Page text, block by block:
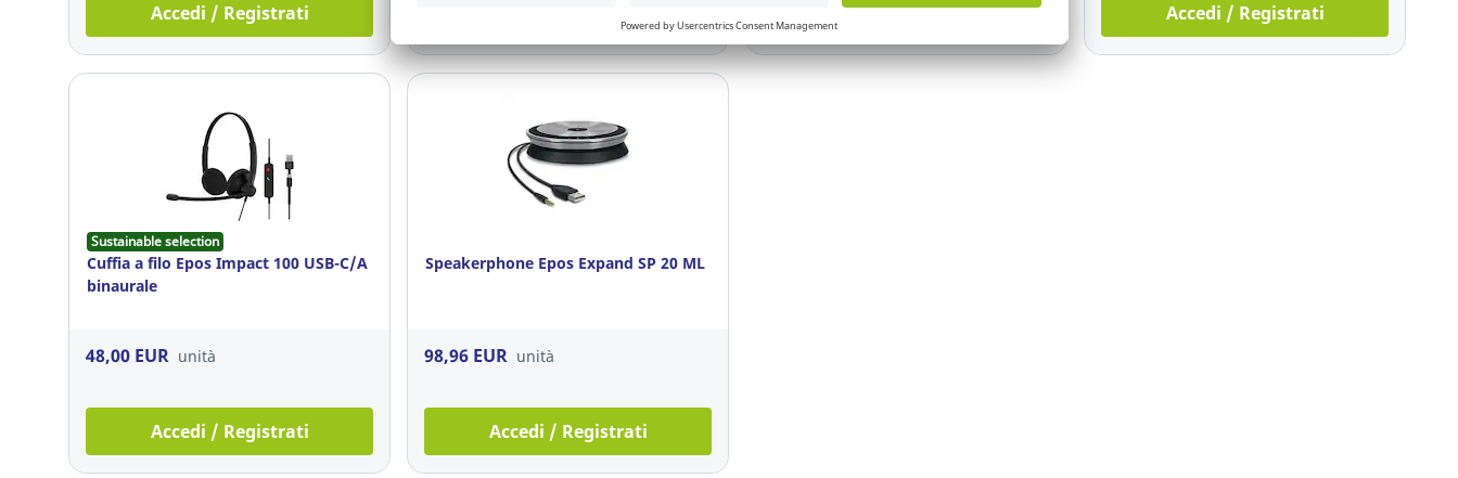
Accedi / Registrati Accedi / Registrati Accedi / Registrati
Sustainable selection
Cuffia a filo Epos Impact 100 USB-C/A
binaurale
48,00 EUR unità
Accedi / Registrati
Speakerphone Epos Expand SP 20 ML
98,96 EUR unità
Accedi / Registrati